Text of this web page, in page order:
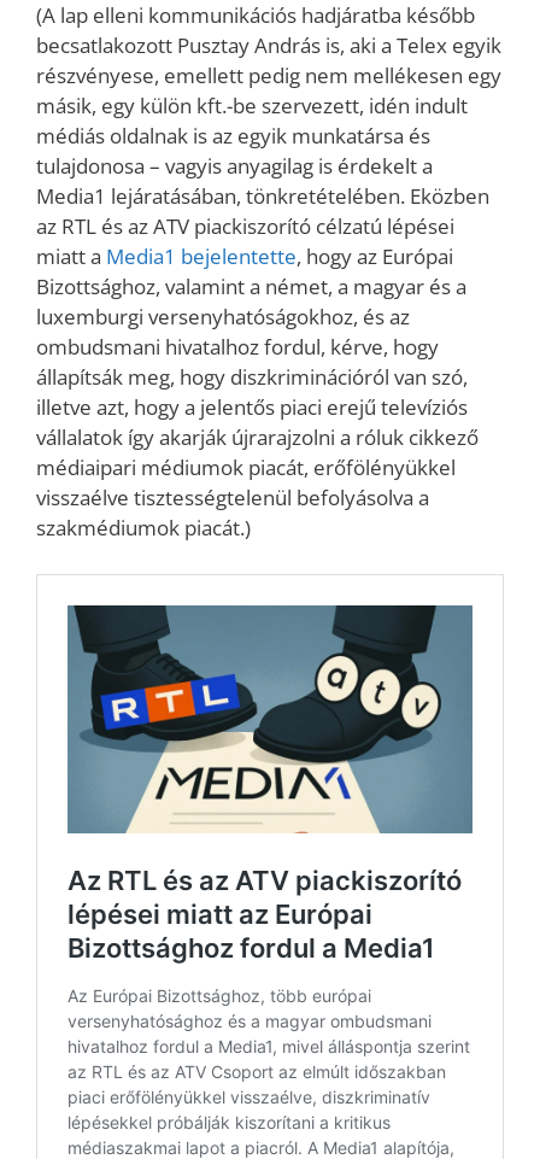
(A lap elleni kommunikációs hadjáratba később
becsatlakozott Pusztay András is, aki a Telex egyik
részvényese, emellett pedig nem mellékesen egy
másik, egy külön kft.-be szervezett, idén indult
médiás oldalnak is az egyik munkatársa és
tulajdonosa – vagyis anyagilag is érdekelt a
Media1 lejáratásában, tönkretételében. Eközben
az RTL és az ATV piackiszorító célzatú lépései
miatt a Media1 bejelentette, hogy az Európai
Bizottsághoz, valamint a német, a magyar és a
luxemburgi versenyhatóságokhoz, és az
ombudsmani hivatalhoz fordul, kérve, hogy
állapítsák meg, hogy diszkriminációról van szó,
illetve azt, hogy a jelentős piaci erejű televíziós
vállalatok így akarják újrarajzolni a róluk cikkező
médiaipari médiumok piacát, erőfölényükkel
visszaélve tisztességtelenül befolyásolva a
szakmédiumok piacát.)